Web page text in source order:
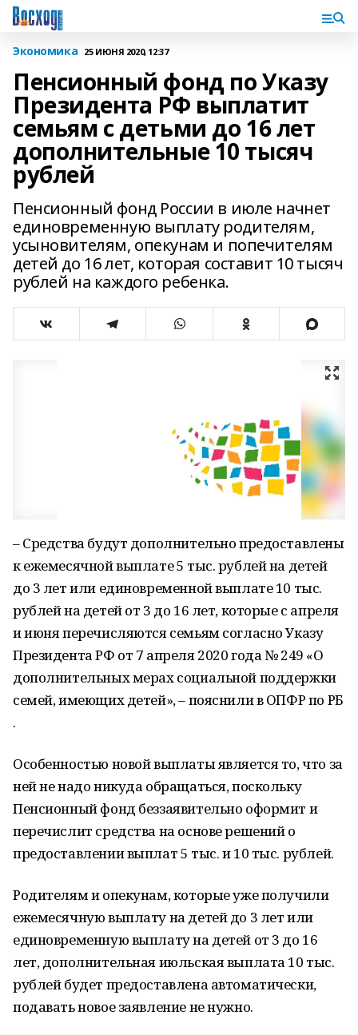
Экономика 25 ИЮНЯ 2020, 12:37
Пенсионный фонд по Указу
Президента РФ выплатит
семьям с детьми до 16 лет
дополнительные 10 тысяч
рублей
Пенсионный фонд России в июле начнет
единовременную выплату родителям,
усыновителям, опекунам и попечителям
детей до 16 лет, которая составит 10 тысяч
рублей на каждого ребенка.
– Средства будут дополнительно предоставлены
к ежемесячной выплате 5 тыс. рублей на детей
до 3 лет или единовременной выплате 10 тыс.
рублей на детей от 3 до 16 лет, которые с апреля
и июня перечисляются семьям согласно Указу
Президента РФ от 7 апреля 2020 года № 249 «О
дополнительных мерах социальной поддержки
семей, имеющих детей», – пояснили в ОПФР по РБ
.
Особенностью новой выплаты является то, что за
ней не надо никуда обращаться, поскольку
Пенсионный фонд беззаявительно оформит и
перечислит средства на основе решений о
предоставлении выплат 5 тыс. и 10 тыс. рублей.
Родителям и опекунам, которые уже получили
ежемесячную выплату на детей до 3 лет или
единовременную выплату на детей от 3 до 16
лет, дополнительная июльская выплата 10 тыс.
рублей будет предоставлена автоматически,
подавать новое заявление не нужно.